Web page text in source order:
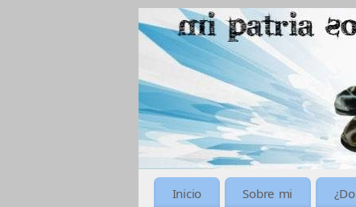
Inicio Sobre mi